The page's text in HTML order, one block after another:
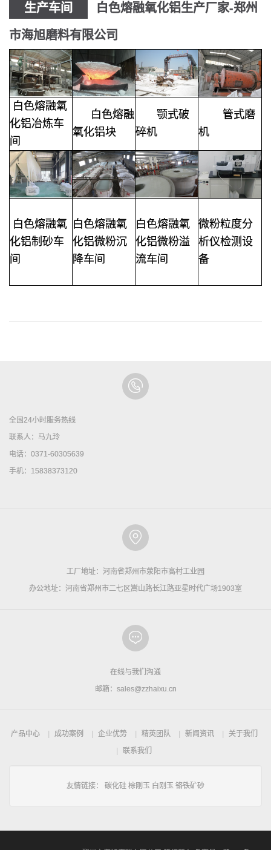
生产车间 白色熔融氧化铝生产厂家-郑州
市海旭磨料有限公司
白色熔融氧
化铝冶炼车
间
白色熔融
氧化铝块
颚式破
碎机
管式磨
机
白色熔融氧
化铝制砂车
间
白色熔融氧
化铝微粉沉
降车间
白色熔融氧
化铝微粉溢
流车间
微粉粒度分
析仪检测设
备
全国24小时服务热线
联系人：马九玲
电话：0371-60305639
手机：15838373120
工厂地址：河南省郑州市荥阳市高村工业园
办公地址：河南省郑州市二七区嵩山路长江路亚星时代广场1903室
在线与我们沟通
邮箱：sales@zzhaixu.cn
产品中心 成功案例 企业优势 精英团队 新闻资讯
关于我们
联系我们
友情链接： 碳化硅 棕刚玉 白刚玉 铬铁矿砂